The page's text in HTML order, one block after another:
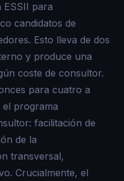
ESSII para
candidatos de
Esto lleva de dos
y produce una
coste de consultor.
para cuatro a
el programa
facilitación de
de la
transversal,
Crucialmente, el